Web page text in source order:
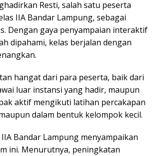
Resti, salah satu peserta
IIA Bandar Lampung, sebagai
Dengan gaya penyampaian interaktif
dipahami, kelas berjalan dengan
hangat dari para peserta, baik dari
luar instansi yang hadir, maupun
aktif mengikuti latihan percakapan
dalam bentuk kelompok kecil.
Bandar Lampung menyampaikan
ini. Menurutnya, peningkatan